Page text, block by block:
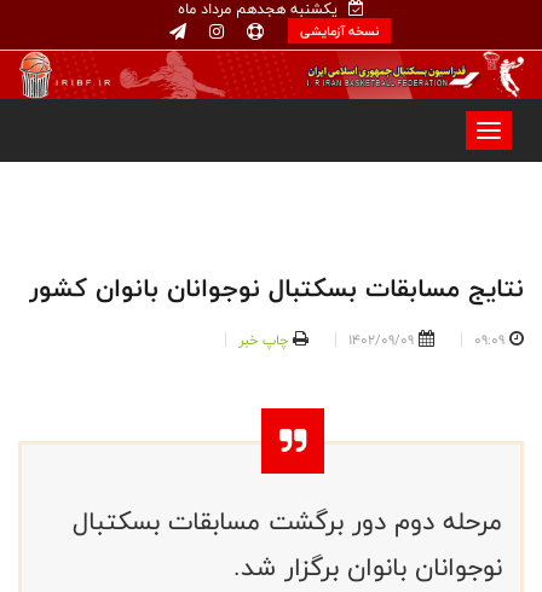
یکشنبه هجدهم مرداد ماه
نسخه آزمایشی
نتایج مسابقات بسکتبال نوجوانان بانوان کشور
09:09
1402/09/09 چاپ خبر
مرحله دوم دور برگشت مسابقات بسکتبال
نوجوانان بانوان برگزار شد.